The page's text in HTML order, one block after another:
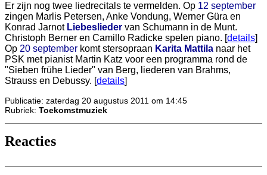
Er zijn nog twee liedrecitals te vermelden. Op 12 september
zingen Marlis Petersen, Anke Vondung, Werner Güra en
Konrad Jarnot Liebeslieder van Schumann in de Munt.
Christoph Berner en Camillo Radicke spelen piano. [details]
Op 20 september komt stersopraan Karita Mattila naar het
PSK met pianist Martin Katz voor een programma rond de
"Sieben frühe Lieder" van Berg, liederen van Brahms,
Strauss en Debussy. [details]
Publicatie: zaterdag 20 augustus 2011 om 14:45
Rubriek: Toekomstmuziek
Reacties